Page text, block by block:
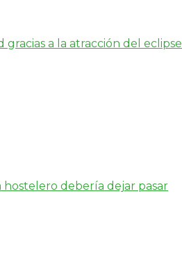
a la atracción del
hostelero debería dejar pasar